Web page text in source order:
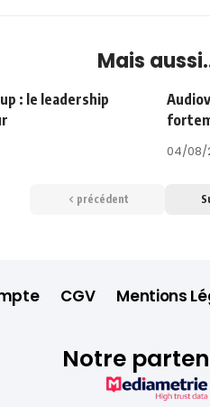
Mais
: le leadership
04/08/
précédent
CGV Mentions
Notre